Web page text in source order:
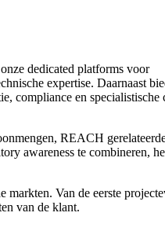
dedicated platforms voor
expertise. Daarnaast
compliance en specialistische
REACH
awareness te combineren,
Van de eerste
van de klant.